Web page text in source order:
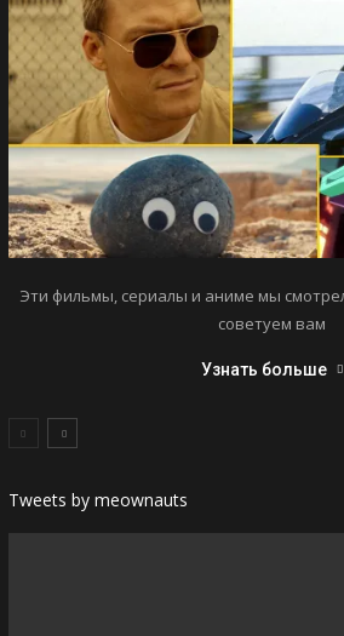
Эти фильмы, сериалы и аниме мы
советуем вам
Узнать больше
Tweets by meownauts